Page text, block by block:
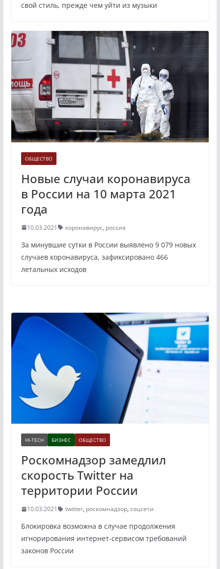
свой стиль, прежде чем уйти из музыки
ОБЩЕСТВО
Новые случаи коронавируса
в России на 10 марта 2021
года
10.03.2021 коронавирус, россия
За минувшие сутки в России выявлено 9 079 новых
случаев коронавируса, зафиксировано 466
летальных исходов
HI-TECH БИЗНЕС ОБЩЕСТВО
Роскомнадзор замедлил
скорость Twitter на
территории России
10.03.2021 twitter, роскомнадзор, соцсети
Блокировка возможна в случае продолжения
игнорирования интернет-сервисом требований
законов России